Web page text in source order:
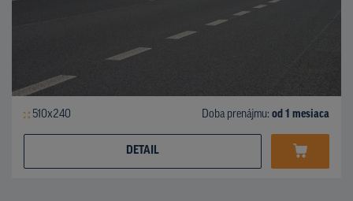
510x240 Doba prenájmu: od 1 mesiaca
DETAIL